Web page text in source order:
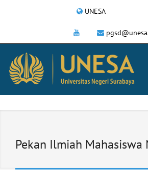
UNESA
Pekan Ilmiah Mahasiswa